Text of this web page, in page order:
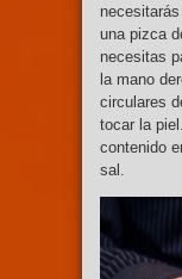
una pizca
necesitas
la mano
circulares
tocar la
contenido
sal.